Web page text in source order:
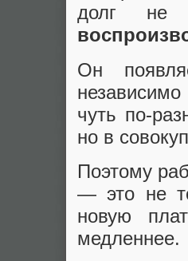
долг не
Он
чуть по-
но в
Поэтому
— это не
новую
медленнее.